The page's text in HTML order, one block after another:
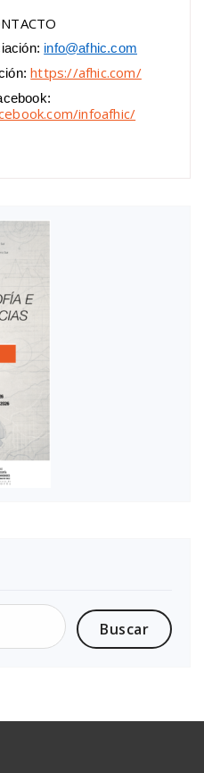
info@afhic.com
https://afhic.com/
infoafhic/